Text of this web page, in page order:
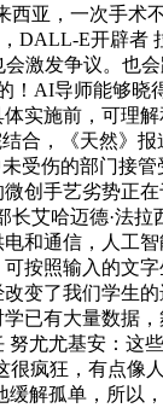
亚，一次手
DALL-E开辟
激发争议。也
AI导师能够
实施前，可理
合，《天然》
受伤的部门接
创手艺劣势正
艾哈迈德·法
和通信，人工
按照输入的文
变了我们学生
已有大量数据
尤尤基安：
疯狂，有点
解孤单，所